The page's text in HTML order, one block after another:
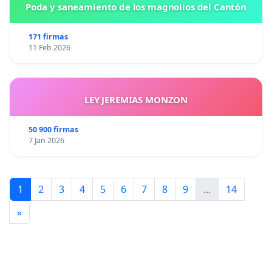
Poda y saneamiento de los magnolios del Cantón
171 firmas
11 Feb 2026
LEY JEREMIAS MONZON
50 900 firmas
7 Jan 2026
1 2 3 4 5 6 7 8 9 ...
14
»